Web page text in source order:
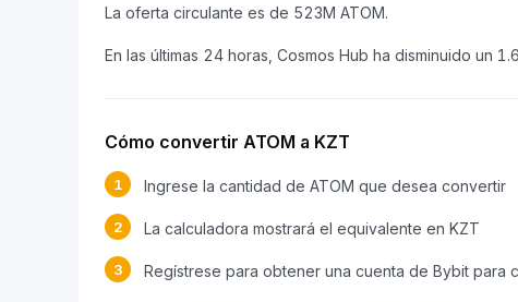
La oferta circulante es de 523M ATOM.
En las últimas 24 horas, Cosmos Hub ha disminuido un
Cómo convertir ATOM a KZT
1 Ingrese la cantidad de ATOM que desea convertir
2 La calculadora mostrará el equivalente en KZT
3 Regístrese para obtener una cuenta de Bybit para